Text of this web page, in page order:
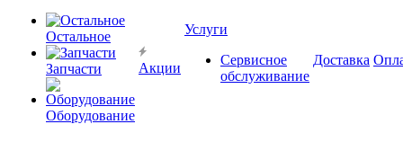
Остальное
Запчасти
Оборудование
Акции
Услуги
Сервисное
обслуживание
Доставка